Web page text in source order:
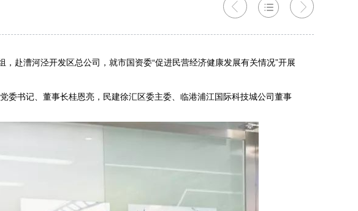
  
赴漕河泾开发区总公司，就市国资委“促进民营经济健康发展有关情况”开展
书记、董事长桂恩亮，民建徐汇区委主委、临港浦江国际科技城公司董事